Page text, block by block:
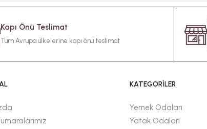
Kapı Önü Teslimat
Tüm Avrupa ülkelerine kapı önü teslimat
KATEGORİLER
Yemek Odaları
Yatak Odaları